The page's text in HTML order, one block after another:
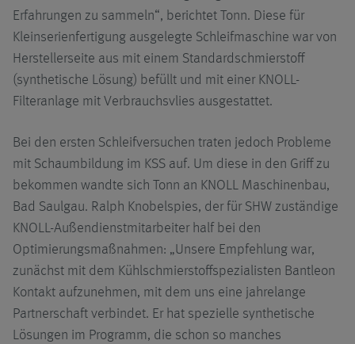
Erfahrungen zu sammeln“, berichtet Tonn. Diese für
Kleinserienfertigung ausgelegte Schleifmaschine war von
Herstellerseite aus mit einem Standardschmierstoff
(synthetische Lösung) befüllt und mit einer KNOLL-
Filteranlage mit Verbrauchsvlies ausgestattet.
Bei den ersten Schleifversuchen traten jedoch Probleme
mit Schaumbildung im KSS auf. Um diese in den Griff zu
bekommen wandte sich Tonn an KNOLL Maschinenbau,
Bad Saulgau. Ralph Knobelspies, der für SHW zuständige
KNOLL-Außendienstmitarbeiter half bei den
Optimierungsmaßnahmen: „Unsere Empfehlung war,
zunächst mit dem Kühlschmierstoffspezialisten Bantleon
Kontakt aufzunehmen, mit dem uns eine jahrelange
Partnerschaft verbindet. Er hat spezielle synthetische
Lösungen im Programm, die schon so manches